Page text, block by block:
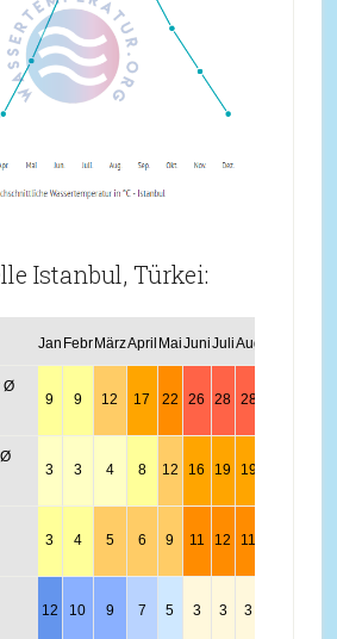
Istanbul, Türkei:
Jan Febr MärzApril MaiJuniJuliAug
Ø
9 9 12 17 22 26 28 28
Ø
3 3 4 8 12 16 19 19
3 4 5 6 9 11 12 11
12 10 9 7 5 3 3 3